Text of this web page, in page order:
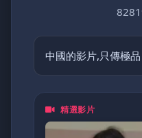
中國的影片,只傳極品
精選影片